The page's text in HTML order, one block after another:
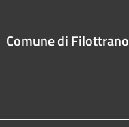
Comune di Filottrano